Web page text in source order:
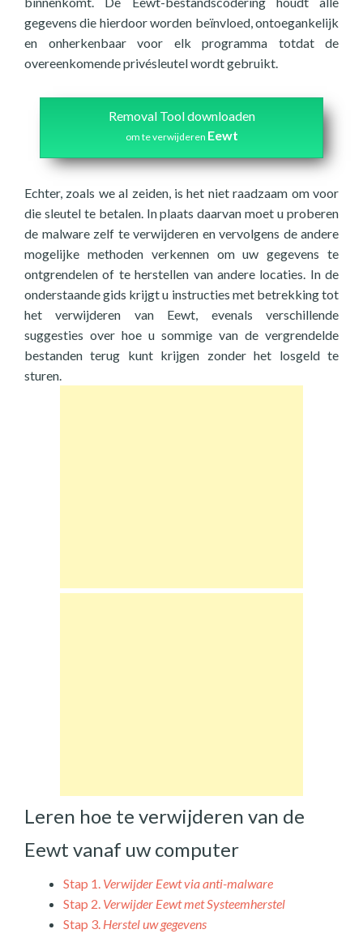
gegevens die hierdoor worden beïnvloed, ontoegankelijk
en onherkenbaar voor elk programma totdat de
overeenkomende privésleutel wordt gebruikt.
Removal Tool downloaden
om te verwijderen Eewt
Echter, zoals we al zeiden, is het niet raadzaam om voor
die sleutel te betalen. In plaats daarvan moet u proberen
de malware zelf te verwijderen en vervolgens de andere
mogelijke methoden verkennen om uw gegevens te
ontgrendelen of te herstellen van andere locaties. In de
onderstaande gids krijgt u instructies met betrekking tot
het verwijderen van Eewt, evenals verschillende
suggesties over hoe u sommige van de vergrendelde
bestanden terug kunt krijgen zonder het losgeld te
sturen.
Leren hoe te verwijderen van de
Eewt vanaf uw computer
Stap 1. Verwijder Eewt via anti-malware
Stap 2. Verwijder Eewt met Systeemherstel
Stap 3. Herstel uw gegevens